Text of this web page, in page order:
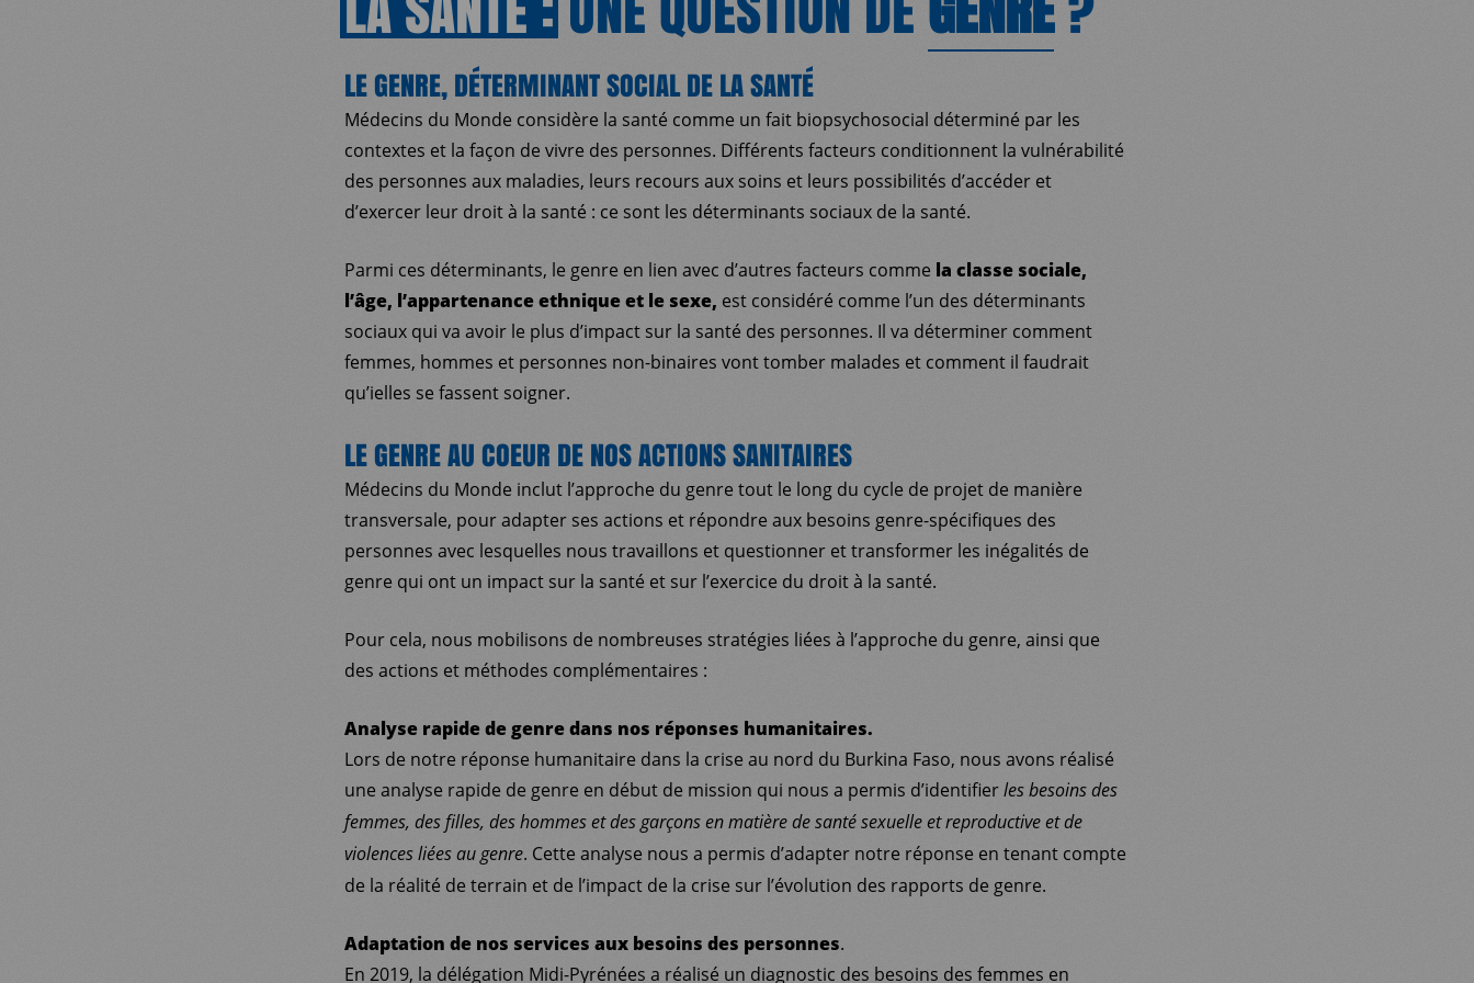
LE GENRE, DÉTERMINANT SOCIAL DE LA SANTÉ
Médecins du Monde considère la santé comme un fait biopsychosocial déterminé par les
contextes et la façon de vivre des personnes. Différents facteurs conditionnent la vulnérabilité
des personnes aux maladies, leurs recours aux soins et leurs possibilités d’accéder et
d’exercer leur droit à la santé : ce sont les déterminants sociaux de la santé.
Parmi ces déterminants, le genre en lien avec d’autres facteurs comme la classe sociale,
l’âge, l’appartenance ethnique et le sexe, est considéré comme l’un des déterminants
sociaux qui va avoir le plus d’impact sur la santé des personnes. Il va déterminer comment
femmes, hommes et personnes non-binaires vont tomber malades et comment il faudrait
qu’ielles se fassent soigner.
LE GENRE AU COEUR DE NOS ACTIONS SANITAIRES
Médecins du Monde inclut l’approche du genre tout le long du cycle de projet de manière
transversale, pour adapter ses actions et répondre aux besoins genre-spécifiques des
personnes avec lesquelles nous travaillons et questionner et transformer les inégalités de
genre qui ont un impact sur la santé et sur l’exercice du droit à la santé.
Pour cela, nous mobilisons de nombreuses stratégies liées à l’approche du genre, ainsi que
des actions et méthodes complémentaires :
Analyse rapide de genre dans nos réponses humanitaires.
Lors de notre réponse humanitaire dans la crise au nord du Burkina Faso, nous avons réalisé
une analyse rapide de genre en début de mission qui nous a permis d’identifier les besoins des
femmes, des filles, des hommes et des garçons en matière de santé sexuelle et reproductive et de
violences liées au genre. Cette analyse nous a permis d’adapter notre réponse en tenant compte
de la réalité de terrain et de l’impact de la crise sur l’évolution des rapports de genre.
Adaptation de nos services aux besoins des personnes.
En 2019, la délégation Midi-Pyrénées a réalisé un diagnostic des besoins des femmes en